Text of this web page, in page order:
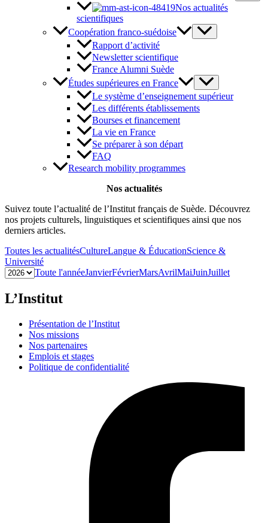
Nos actualités
scientifiques
Coopération franco-suédoise
Rapport d’activité
Newsletter scientifique
France Alumni Suède
Études supérieures en France
Le système d’enseignement supérieur
Les différents établissements
Bourses et financement
La vie en France
Se préparer à son départ
FAQ
Research mobility programmes
Nos actualités
Suivez toute l’actualité de l’Institut français de Suède. Découvrez
nos projets culturels, linguistiques et scientifiques ainsi que nos
derniers articles.
Toutes les actualitésCultureLangue & ÉducationScience &
Université
Toute l'annéeJanvierFévrierMarsAvrilMaiJuinJuillet
L’Institut
Présentation de l’Institut
Nos missions
Nos partenaires
Emplois et stages
Politique de confidentialité